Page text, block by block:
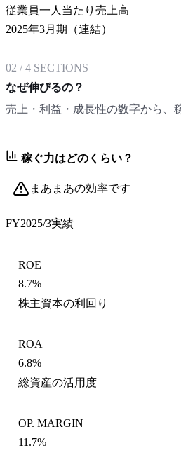
従業員一人当たり売上高
2025年3月期（連結）
02 /4 SECTIONS
なぜ伸びるの？
売上・利益・成長性の数字から、
稼ぐ力はどのくらい？
まあまあの効率です
FY2025/3実績
ROE
8.7%
株主資本の利回り
ROA
6.8%
総資産の活用度
OP. MARGIN
11.7%